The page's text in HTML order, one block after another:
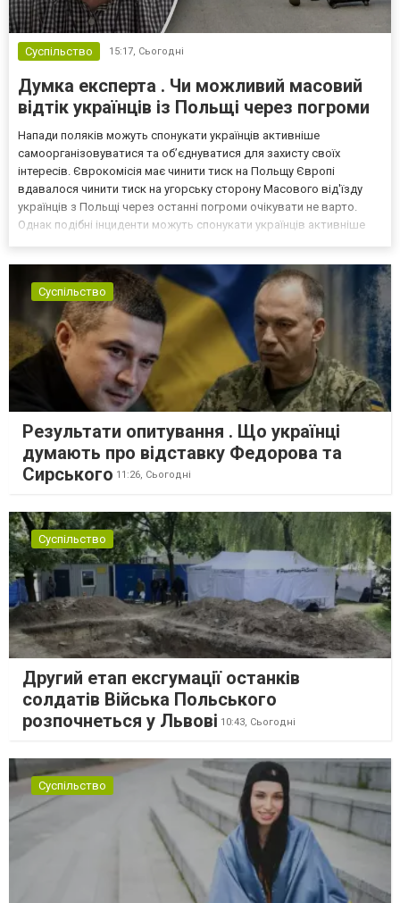
Суспільство 15:17, Сьогодні
Думка експерта . Чи можливий масовий
відтік українців із Польщі через погроми
Напади поляків можуть спонукати українців активніше
самоорганізовуватися та об’єднуватися для захисту своїх
інтересів. Єврокомісія має чинити тиск на Польщу Європі
вдавалося чинити тиск на угорську сторону Масового від'їзду
українців з Польщі через останні погроми очікувати не варто.
Однак подібні інциденти можуть спонукати українців активніше
Суспільство
Результати опитування . Що українці
думають про відставку Федорова та
Сирського 11:26, Сьогодні
Суспільство
Другий етап ексгумації останків
солдатів Війська Польського
розпочнеться у Львові 10:43, Сьогодні
Суспільство